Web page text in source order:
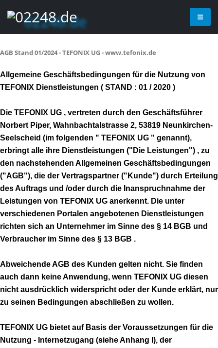
AGB Stand 01/2024 - TEFONIX UG - www.tefonix.de
Allgemeine Geschäftsbedingungen für die Nutzung von
TEFONIX Dienstleistungen ( STAND : 01 / 2020 )
Die TEFONIX UG , vertreten durch den Geschäftsführer
Norbert Piper, Wahnbachtalstrasse 2, 53819 Neunkirchen-
Seelscheid (im folgenden " TEFONIX UG " genannt),
erbringt alle ihre Dienstleistungen ("Die Leistungen") , zu
den nachstehenden Allgemeinen Geschäftsbedingungen
("AGB"), die der Vertragspartner ("Kunde") durch Erteilung
des Auftrags und /oder durch die Inanspruchnahme der
Leistungen von TEFONIX UG anerkennt. Die unter
verschiedenen Portalen angebotenen Dienstleistungen
richten sich an Unternehmer im Sinne des § 14 BGB und
Verbraucher im Sinne des § 13 BGB .
Abweichende AGB des Kunden gelten nicht. Sie finden
auch dann keine Anwendung, wenn TEFONIX UG diesen
nicht ausdrücklich widerspricht oder der Kunde erklärt, nur
zu seinen Bedingungen abschließen zu wollen.
TEFONIX UG bietet auf Basis der Voraussetzungen für die
Nutzung - Internetzugang (siehe Anhang I), der